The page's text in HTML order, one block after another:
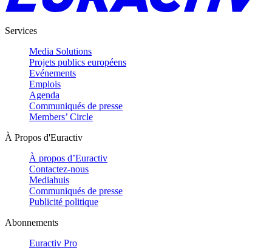
Services
Media Solutions
Projets publics européens
Evénements
Emplois
Agenda
Communiqués de presse
Members’ Circle
À Propos d'Euractiv
À propos d’Euractiv
Contactez-nous
Mediahuis
Communiqués de presse
Publicité politique
Abonnements
Euractiv Pro